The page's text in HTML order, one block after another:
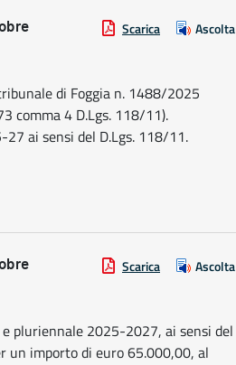
Scarica Ascolta
di Foggia n. 1488/2025
comma 4 D.Lgs. 118/11).
ai sensi del D.Lgs. 118/11.
Scarica Ascolta
pluriennale 2025-2027, ai sensi del
un importo di euro 65.000,00, al